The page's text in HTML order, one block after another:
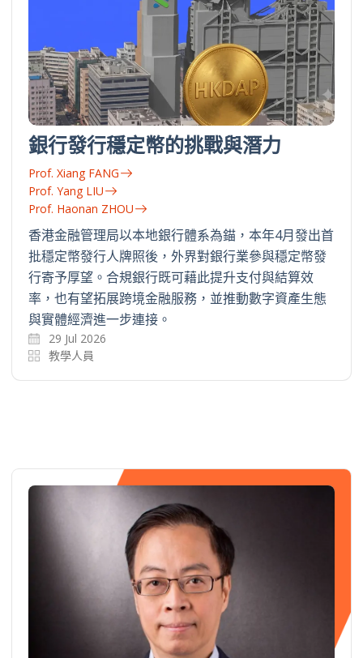
銀行發行穩定幣的挑戰與潛力
Prof. Xiang FANG
Prof. Yang LIU
Prof. Haonan ZHOU
香港金融管理局以本地銀行體系為錨，本年4月發出首
批穩定幣發行人牌照後，外界對銀行業參與穩定幣發
行寄予厚望。合規銀行既可藉此提升支付與結算效
率，也有望拓展跨境金融服務，並推動數字資產生態
與實體經濟進一步連接。
29 Jul 2026
教學人員